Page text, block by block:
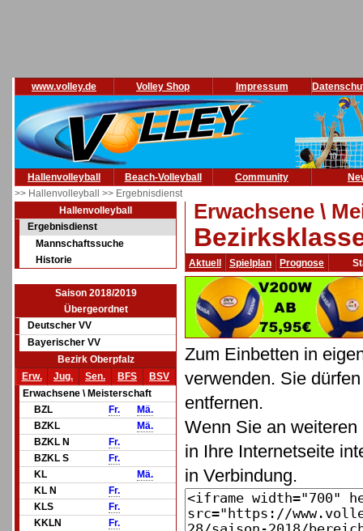
www.volley.de Volley Shop Impressum
Hallenvolleyball Beach-Volleyball Community
>> Hallenvolleyball >> Ergebnisdienst
Hallenvolleyball
Ergebnisdienst
Mannschaftssuche
Historie
Saison 2018/2019
Übergeordnet
Deutscher VV
Bayerischer VV
Bezirk Oberpfalz
Erw.
Jug. Sen. BFS
BSV
Erwachsene \ Meisterschaft
BZL
Fr.
Mä.
BZKL
Mä.
BZKL N
Fr.
BZKL S
Fr.
KL
Mä.
KL N
Fr.
KLS
Fr.
KKLN
Fr.
Erwachsene \
Aktuell Spielplan Prognose
Zum Einbetten in
verwenden. Sie
entfernen.
Wenn Sie an
in Ihre Internetseite
in Verbindung.